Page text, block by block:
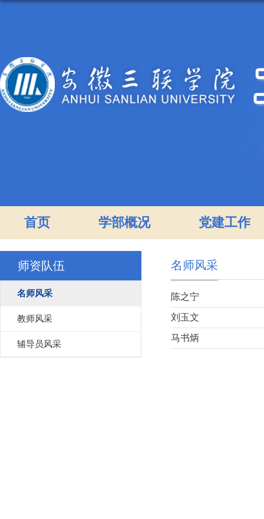
首页 学部概况 党建工作
师资队伍
名师风采
教师风采
辅导员风采
名师风采
陈之宁
刘玉文
马书炳